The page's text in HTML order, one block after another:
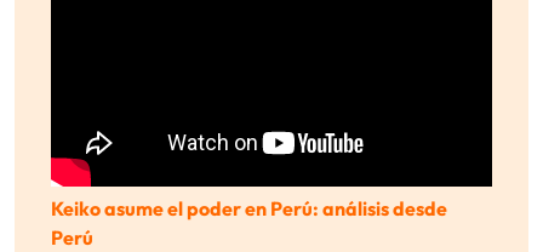
Keiko asume el poder en Perú: análisis desde
Perú